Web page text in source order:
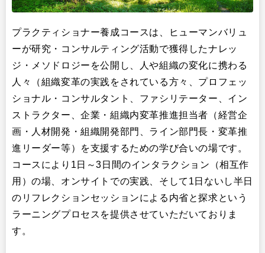
プラクティショナー養成コースは、ヒューマンバリュ
ーが研究・コンサルティング活動で獲得したナレッ
ジ・メソドロジーを公開し、人や組織の変化に携わる
人々（組織変革の実践をされている方々、プロフェッ
ショナル・コンサルタント、ファシリテーター、イン
ストラクター、企業・組織内変革推進担当者（経営企
画・人材開発・組織開発部門、ライン部門長・変革推
進リーダー等）を支援するための学び合いの場です。
コースにより1日～3日間のインタラクション（相互作
用）の場、オンサイトでの実践、そして1日ないし半日
のリフレクションセッションによる内省と探求という
ラーニングプロセスを提供させていただいておりま
す。